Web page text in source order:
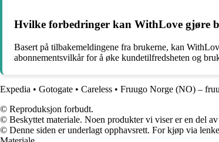
Hvilke forbedringer kan WithLove gjøre
Basert på tilbakemeldingene fra brukerne, kan
abonnementsvilkår for å øke kundetilfredsheten og
Expedia • Gotogate • Careless • Fruugo Norge (NO) –
© Reproduksjon forbudt.
© Beskyttet materiale. Noen produkter vi viser er en del
© Denne siden er underlagt opphavsrett. For kjøp via